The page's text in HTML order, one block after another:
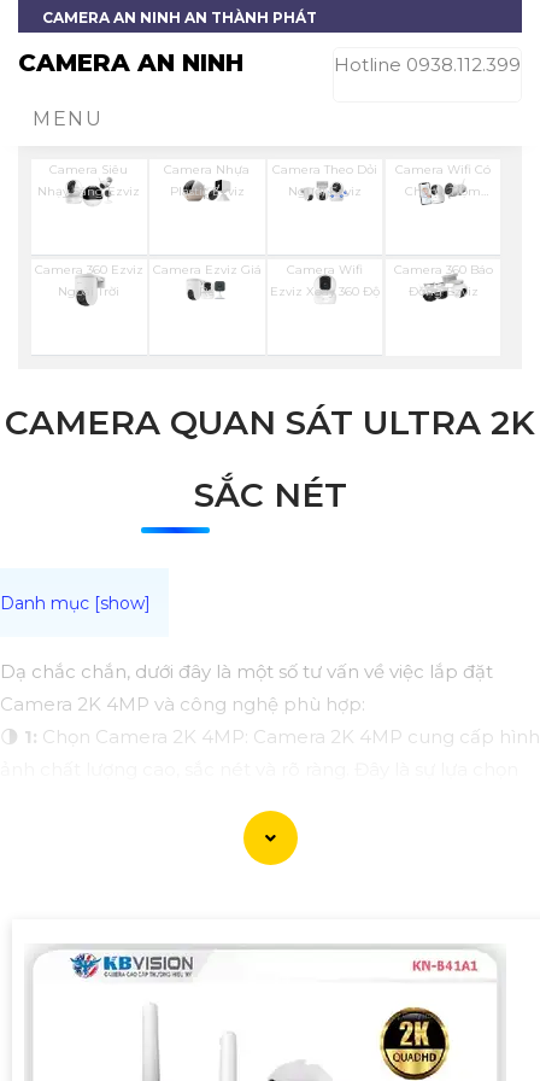
CAMERA AN NINH AN THÀNH PHÁT
CAMERA AN NINH Hotline 0938.112.399
MENU
Camera Siêu
Nhạy Sáng Ezviz
Camera Nhựa
Plastic Ezviz
Camera Theo Dỏi
Người Ezviz
Camera Wifi Có
Chống Trộm
Camera 360 Ezviz
Ngoài Trời
Camera Ezviz Giá
Rẻ
Camera Wifi
Ezviz Xoay 360 Độ
Camera 360 Báo
Động Ezviz
CAMERA QUAN SÁT ULTRA 2K
SẮC NÉT
Dạ chắc chắn, dưới đây là một số tư vấn về việc lắp đặt
Camera 2K 4MP và công nghệ phù hợp:
🌗 1: Chọn Camera 2K 4MP: Camera 2K 4MP cung cấp hình
Lựa chọn số lượng camera và vị trí lắp đặt: Điểm đáng
quan tâm trước hết xác định số lượng camera cần thiết cho
mạng cung cấp đủ băng thông cho việc truy cập và xem
lại hình ảnh từ xa. Đồng thời, xác định nguồn điện phù hợp